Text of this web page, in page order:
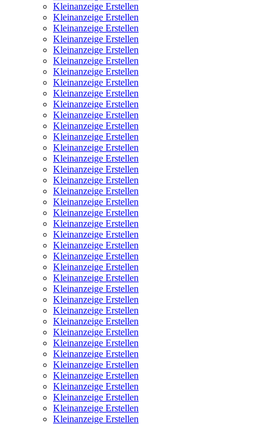
Kleinanzeige Erstellen
Kleinanzeige Erstellen
Kleinanzeige Erstellen
Kleinanzeige Erstellen
Kleinanzeige Erstellen
Kleinanzeige Erstellen
Kleinanzeige Erstellen
Kleinanzeige Erstellen
Kleinanzeige Erstellen
Kleinanzeige Erstellen
Kleinanzeige Erstellen
Kleinanzeige Erstellen
Kleinanzeige Erstellen
Kleinanzeige Erstellen
Kleinanzeige Erstellen
Kleinanzeige Erstellen
Kleinanzeige Erstellen
Kleinanzeige Erstellen
Kleinanzeige Erstellen
Kleinanzeige Erstellen
Kleinanzeige Erstellen
Kleinanzeige Erstellen
Kleinanzeige Erstellen
Kleinanzeige Erstellen
Kleinanzeige Erstellen
Kleinanzeige Erstellen
Kleinanzeige Erstellen
Kleinanzeige Erstellen
Kleinanzeige Erstellen
Kleinanzeige Erstellen
Kleinanzeige Erstellen
Kleinanzeige Erstellen
Kleinanzeige Erstellen
Kleinanzeige Erstellen
Kleinanzeige Erstellen
Kleinanzeige Erstellen
Kleinanzeige Erstellen
Kleinanzeige Erstellen
Kleinanzeige Erstellen